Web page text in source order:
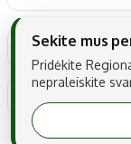
Noriu savo
Sekite mus
Pridėkite
nepraleiskite